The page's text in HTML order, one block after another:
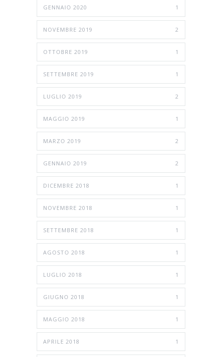
GENNAIO 2020 1
NOVEMBRE 2019 2
OTTOBRE 2019 1
SETTEMBRE 2019 1
LUGLIO 2019 2
MAGGIO 2019 1
MARZO 2019 2
GENNAIO 2019 2
DICEMBRE 2018 1
NOVEMBRE 2018 1
SETTEMBRE 2018 1
AGOSTO 2018 1
LUGLIO 2018 1
GIUGNO 2018 1
MAGGIO 2018 1
APRILE 2018 1